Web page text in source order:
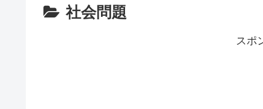
社会問題
スポ